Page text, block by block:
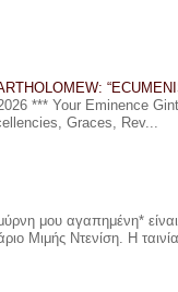
*** Your Eminence
Graces, Rev...
μου αγαπημένη* είναι
Μιμής Ντενίση. Η